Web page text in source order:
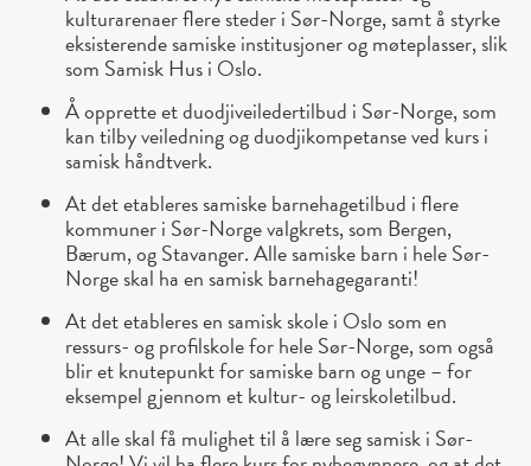
kulturarenaer flere steder i Sør-Norge, samt å styrke
eksisterende samiske institusjoner og møteplasser, slik
som Samisk Hus i Oslo.
Å opprette et duodjiveiledertilbud i Sør-Norge, som
kan tilby veiledning og duodjikompetanse ved kurs i
samisk håndtverk.
At det etableres samiske barnehagetilbud i flere
kommuner i Sør-Norge valgkrets, som Bergen,
Bærum, og Stavanger. Alle samiske barn i hele Sør-
Norge skal ha en samisk barnehagegaranti!
At det etableres en samisk skole i Oslo som en
ressurs- og profilskole for hele Sør-Norge, som også
blir et knutepunkt for samiske barn og unge – for
eksempel gjennom et kultur- og leirskoletilbud.
At alle skal få mulighet til å lære seg samisk i Sør-